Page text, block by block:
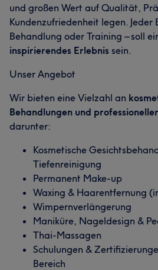
Was unsere Kunden über
Professionell 11 Herzlich
Fürsorglich 6
und großen Wert auf Qualität,
Kundenzufriedenheit legen. Jeder
Behandlung oder Training – soll
inspirierendes Erlebnis sein.
Unser Angebot
Wir bieten eine Vielzahl an
Behandlungen und
darunter:
Kosmetische
Tiefenreinigung
Permanent Make-up
Waxing & Haarentfernung
Wimpernverlängerung
Maniküre, Nageldesign &
Thai-Massagen
Schulungen &
Bereich